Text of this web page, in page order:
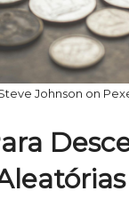
Johnson on